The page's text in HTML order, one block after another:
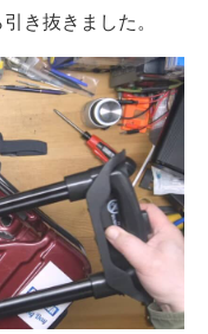
き抜きました。